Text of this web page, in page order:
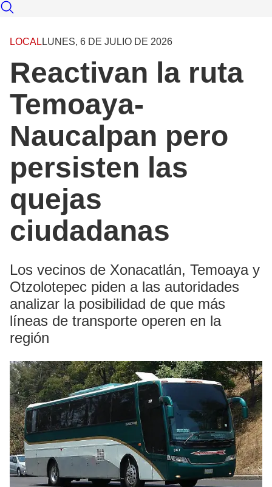
LOCAL LUNES, 6 DE JULIO DE 2026
Reactivan la ruta
Temoaya-
Naucalpan pero
persisten las
quejas
ciudadanas
Los vecinos de Xonacatlán, Temoaya y
Otzolotepec piden a las autoridades
analizar la posibilidad de que más
líneas de transporte operen en la
región